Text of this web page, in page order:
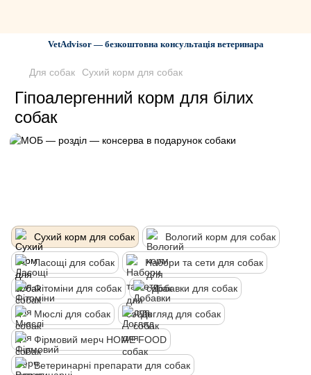
VetAdvisor — безкоштовна консультація ветеринара
Для собак Сухий корм для собак
Гіпоалергенний корм для білих
собак
Сухий корм для собак Вологий корм для собак
Ласощі для собак Набори та сети для собак
Фітоміни для собак Добавки для собак
Мюслі для собак Догляд для собак
Фірмовий мерч HOME FOOD
Ветеринарні препарати для собак